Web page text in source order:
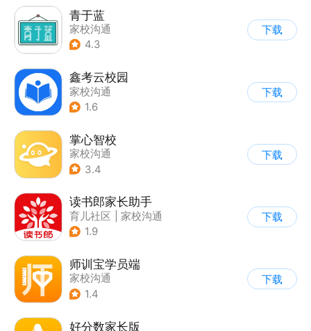
青于蓝
家校沟通
4.3
下载
鑫考云校园
家校沟通
1.6
下载
掌心智校
家校沟通
3.4
下载
读书郎家长助手
育儿社区
家校沟通
1.9
下载
师训宝学员端
家校沟通
1.4
下载
好分数家长版